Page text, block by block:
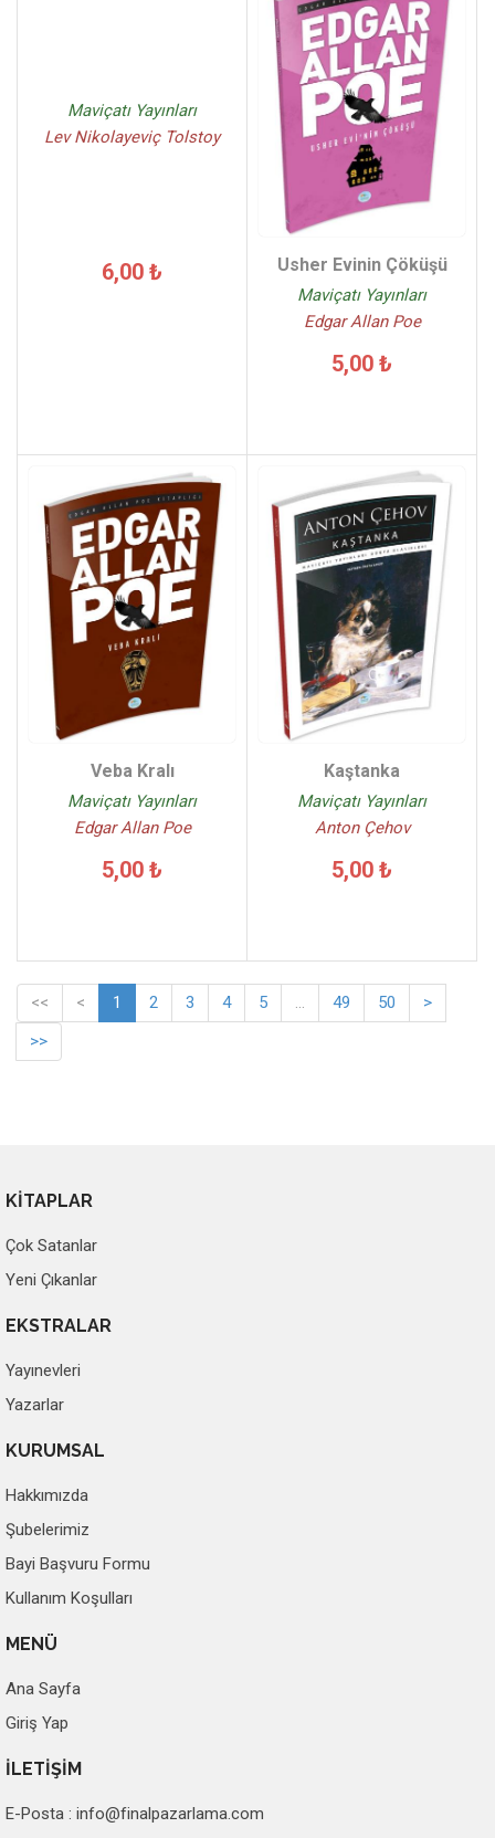
Maviçatı Yayınları
Lev Nikolayeviç Tolstoy
6,00 ₺ Usher Evinin Çöküşü
Maviçatı Yayınları
Edgar Allan Poe
5,00 ₺
Veba Kralı
Maviçatı Yayınları
Edgar Allan Poe
5,00 ₺
Kaştanka
Maviçatı Yayınları
Anton Çehov
5,00 ₺
<< < 1 2 3 4 5 ... 49 50
>
>>
KİTAPLAR
Çok Satanlar
Yeni Çıkanlar
EKSTRALAR
Yayınevleri
Yazarlar
KURUMSAL
Hakkımızda
Şubelerimiz
Bayi Başvuru Formu
Kullanım Koşulları
MENÜ
Ana Sayfa
Giriş Yap
İLETİŞİM
E-Posta : info@finalpazarlama.com